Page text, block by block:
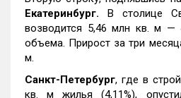
Екатеринбург.
В столице
возводится 5,46 млн кв. м —
объема. Прирост за три
м.
Санкт-Петербург, где в
кв. м жилья (4,11%),